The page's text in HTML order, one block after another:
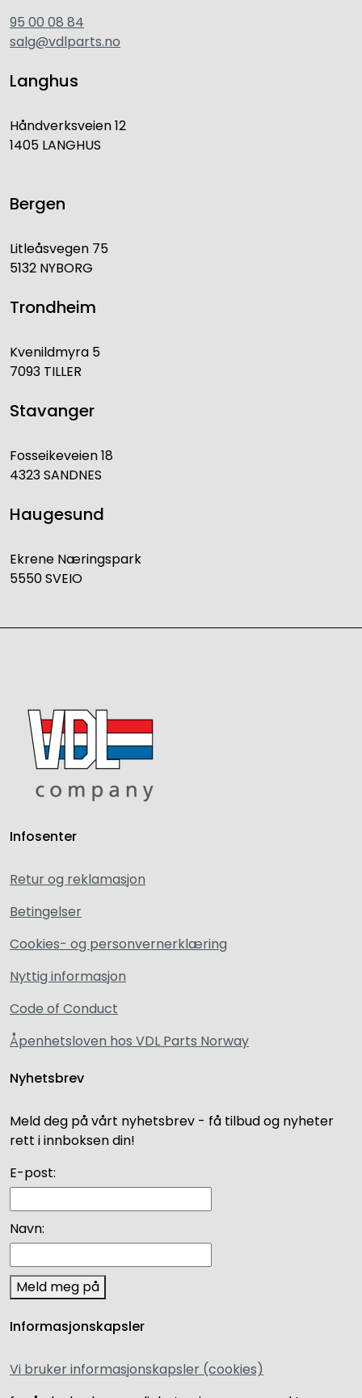
95 00 08 84
salg@vdlparts.no
Langhus
Håndverksveien 12
1405 LANGHUS
Bergen
Litleåsvegen 75
5132 NYBORG
Trondheim
Kvenildmyra 5
7093 TILLER
Stavanger
Fosseikeveien 18
4323 SANDNES
Haugesund
Ekrene Næringspark
5550 SVEIO
Infosenter
Retur og reklamasjon
Betingelser
Cookies- og personvernerklæring
Nyttig informasjon
Code of Conduct
Åpenhetsloven hos VDL Parts Norway
Nyhetsbrev
Meld deg på vårt nyhetsbrev - få tilbud og nyheter
rett i innboksen din!
E-post:
Navn:
Meld meg på
Informasjonskapsler
Vi bruker informasjonskapsler (cookies)